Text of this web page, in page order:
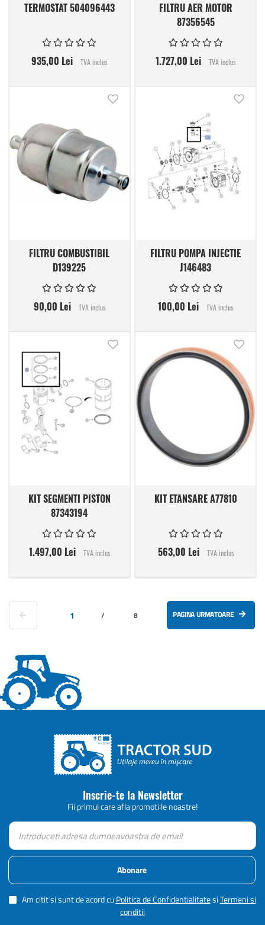
TERMOSTAT 504096443
935,00 Lei TVA inclus
FILTRU AER MOTOR
87356545
1.727,00 Lei TVA inclus
FILTRU COMBUSTIBIL
D139225
90,00 Lei TVA inclus
FILTRU POMPA INJECTIE
J146483
100,00 Lei TVA inclus
KIT SEGMENTI PISTON
87343194
1.497,00 Lei TVA inclus
KIT ETANSARE A77810
563,00 Lei TVA inclus
in acest moment cititi pagina
1 / Pagina
8 PAGINA URMATOARE
Inscrie-te la Newsletter
Fii primul care afla promotiile noastre!
Abonare
Am citit si sunt de acord cuPolitica de ConfidentialitatesiTermeni si
conditii